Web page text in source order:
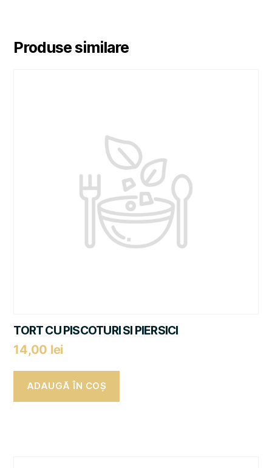
Produse similare
TORT CU PISCOTURI SI PIERSICI
14,00 lei
ADAUGĂ ÎN COȘ